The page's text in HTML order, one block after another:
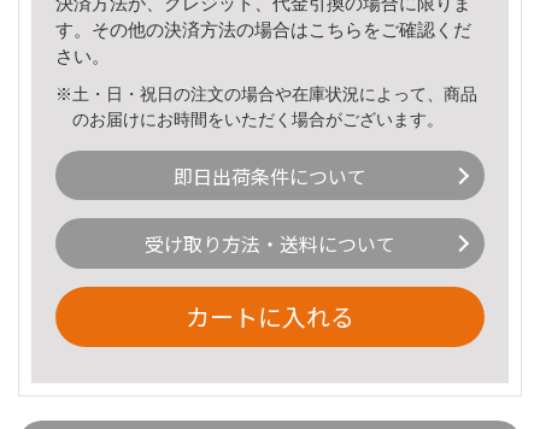
す。その他の決済方法の場合はこちら をご確認くだ
さい。
※土・日・祝日の注文の場合や在庫状況によって、商品
のお届けにお時間をいただく場合がございます。
即日出荷条件について
受け取り方法・送料について
カートに入れる